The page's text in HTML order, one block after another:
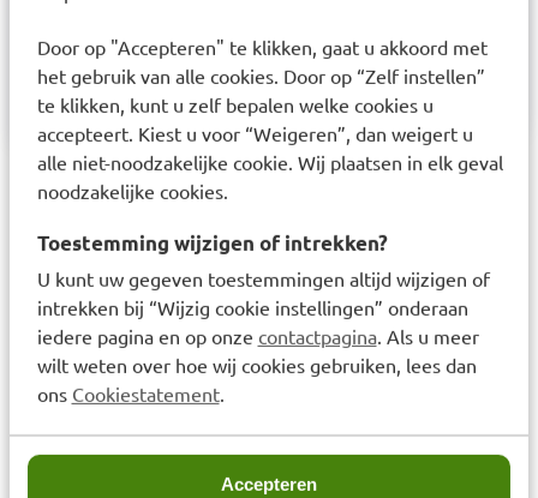
Door op "Accepteren" te klikken, gaat u akkoord met
het gebruik van alle cookies. Door op “Zelf instellen”
te klikken, kunt u zelf bepalen welke cookies u
accepteert. Kiest u voor “Weigeren”, dan weigert u
alle niet-noodzakelijke cookie. Wij plaatsen in elk geval
noodzakelijke cookies.
Toestemming wijzigen of intrekken?
U kunt uw gegeven toestemmingen altijd wijzigen of
intrekken bij “Wijzig cookie instellingen” onderaan
iedere pagina en op onze contactpagina. Als u meer
wilt weten over hoe wij cookies gebruiken, lees dan
ons Cookiestatement.
Accepteren
water. Niet bewaren boven 25°C. Fles van 98%
gerecycled PET* *label en pomp uitgezonderd
Aanbevolen artikelen voor
Urea 400ml
Eucerin UreaRepair
Plus Body Creme 5%
Eucerin UreaRepair